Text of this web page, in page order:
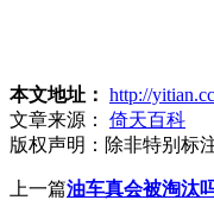
本文地址： http://
文章来源：
倚天百科
版权声明： 除非特别标
上一篇油车真会被淘汰